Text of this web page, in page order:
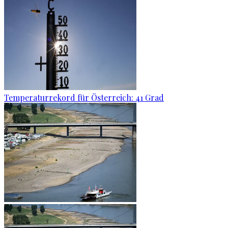
Temperaturrekord für Österreich: 41 Grad